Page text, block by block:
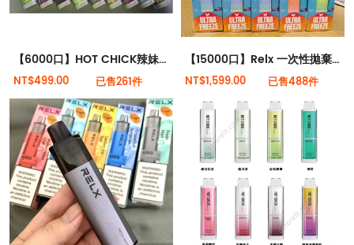
【6000口】HOT CHICK辣妹一次性電子煙 | (可充電)(Type-C)
NT$499.00 已售261件
【15000口】Relx 一次性拋棄式電子菸全新現貨
NT$1,599.00 已售488件